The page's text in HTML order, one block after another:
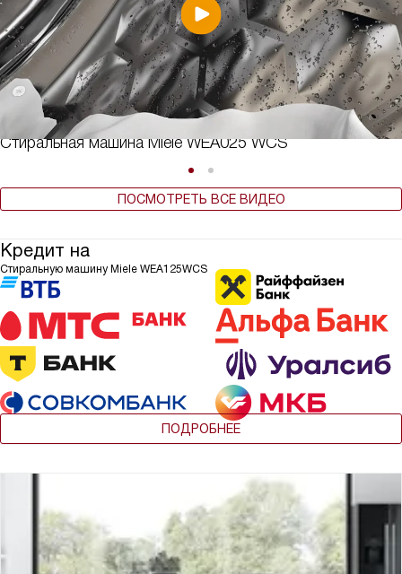
Стиральная машина Miele WEA025 WCS
ПОСМОТРЕТЬ ВСЕ ВИДЕО
Кредит на
Стиральную машину Miele WEA125WCS
ПОДРОБНЕЕ